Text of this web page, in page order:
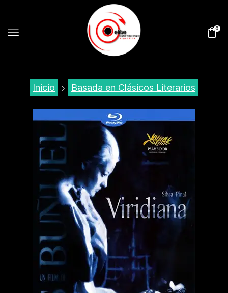
0
Inicio Basada en Clásicos Literarios